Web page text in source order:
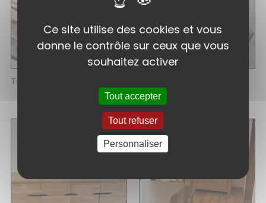
Table basse
rectangulaire
Ce site utilise des cookies et vous
donne le contrôle sur ceux que vous
souhaitez activer
Tout accepter
Tout refuser
Personnaliser